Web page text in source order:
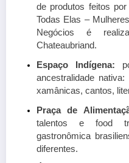
de produtos feitos
Todas Elas –
Negócios é
Chateaubriand.
Espaço Indígena:
ancestralidade
xamânicas, cantos,
Praça de
talentos e food
gastronômica
diferentes.